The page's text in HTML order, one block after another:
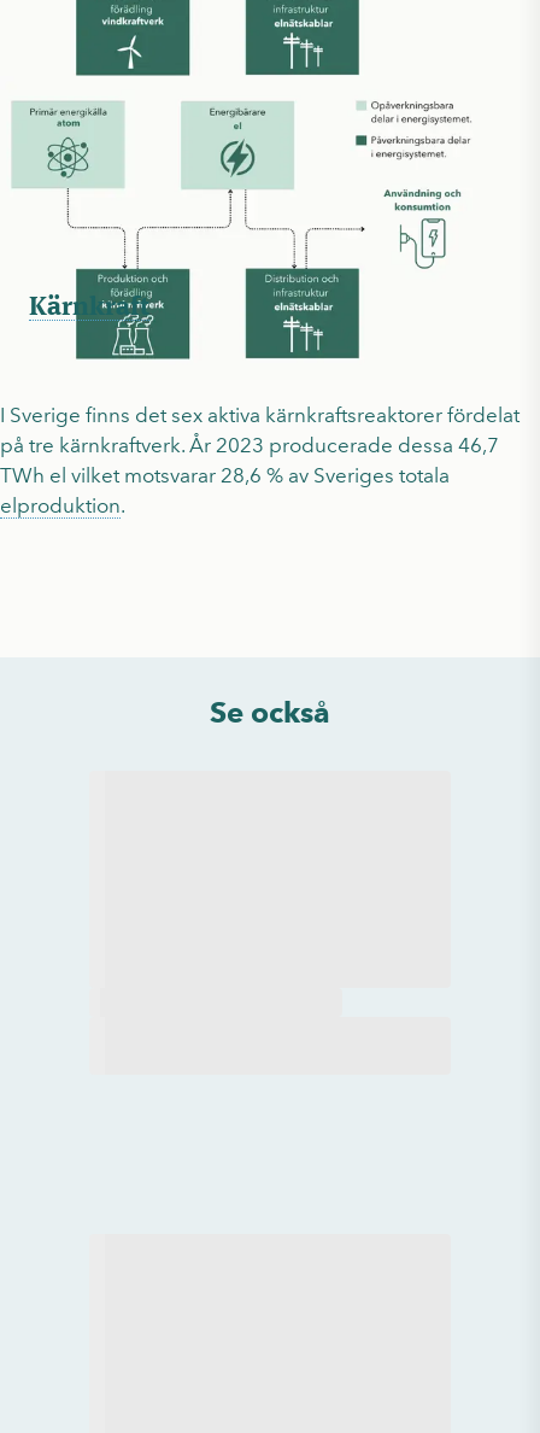
Vindkraft i
energisystemet
I Sverige fanns det 5 497 vindkraftverk år 2023 som
producerade 34,1 TWh el, motsvarande 20,9 % av
Sveriges totala
elproduktion.
Kärnkrafti
energisystemet
I Sverige finns det sex aktiva kärnkraftsreaktorer fördelat
på tre kärnkraftverk. År 2023 producerade dessa 46,7
TWh el vilket motsvarar 28,6 % av Sveriges totala
elproduktion.
Se också